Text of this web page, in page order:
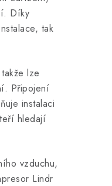
Díky
tak
lze
Připojení
instalaci
hledají
vzduchu,
Lindr